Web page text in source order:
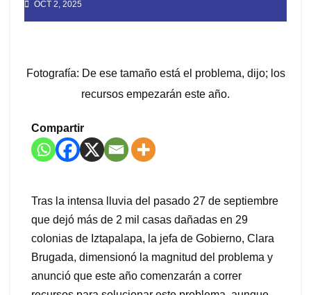
OCT 2, 2025
Fotografía: De ese tamaño está el problema, dijo; los
recursos empezarán este año.
Compartir
Tras la intensa lluvia del pasado 27 de septiembre
que dejó más de 2 mil casas dañadas en 29
colonias de Iztapalapa, la jefa de Gobierno, Clara
Brugada, dimensionó la magnitud del problema y
anunció que este año comenzarán a correr